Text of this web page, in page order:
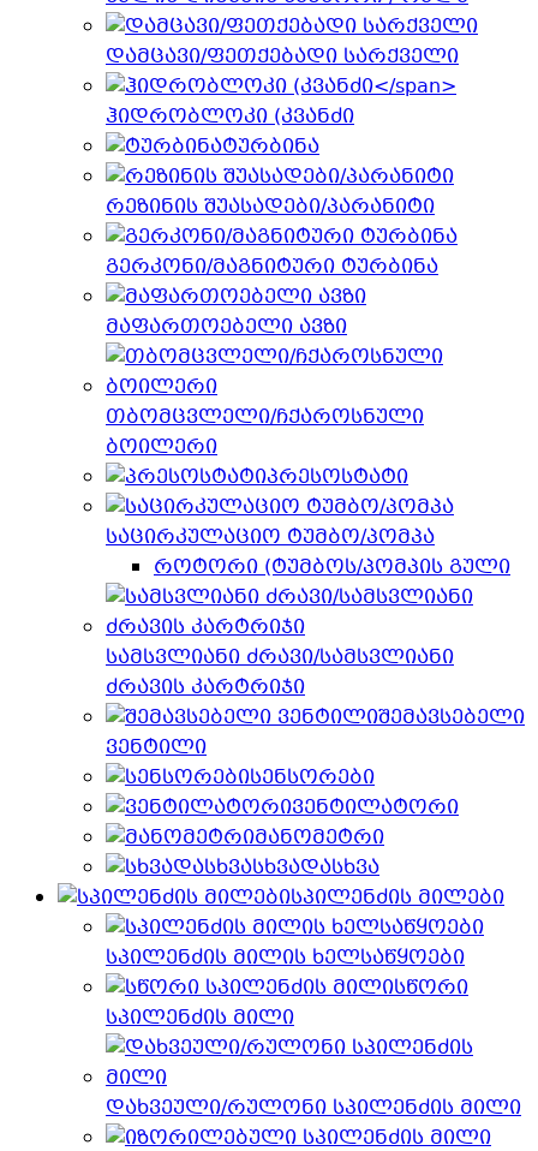
დამცავი/ფეთქებადი სარქველი
ჰიდრობლოკი (კვანძი
ტურბინა
რეზინის შუასადები/პარანიტი
გერკონი/მაგნიტური ტურბინა
მაფართოებელი ავზი
თბომცვლელი/ჩქაროსნული
ბოილერი
პრესოსტატი
საცირკულაციო ტუმბო/პომპა
როტორი (ტუმბოს/პომპის გული
სამსვლიანი ძრავი/სამსვლიანი
ძრავის კარტრიჯი
შემავსებელი
ვენტილი
სენსორები
ვენტილატორი
მანომეტრი
სხვადასხვა
სპილენძის მილები
სპილენძის მილის ხელსაწყოები
სწორი
სპილენძის მილი
დახვეული/რულონი სპილენძის მილი